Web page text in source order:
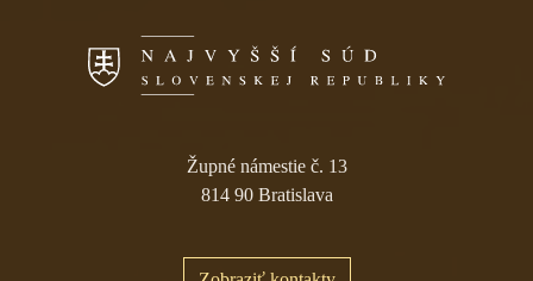
Župné námestie č. 13
814 90 Bratislava